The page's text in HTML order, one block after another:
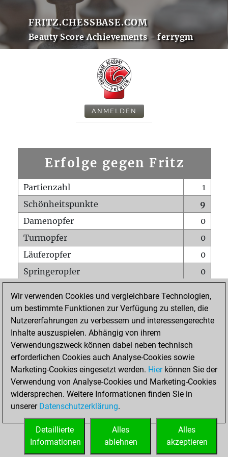
FRITZ.CHESSBASE.COM
Beauty Score Achievements - ferrygm
ANMELDEN
Erfolge gegen Fritz
Partienzahl
1
Schönheitspunkte
9
Damenopfer
0
Turmopfer
0
Läuferopfer
0
Springeropfer
0
Matt auf vollem Brett
0
Bauer setzt Matt
0
Erstickte Matts
Unterverwandlungen
Türme auf der siebten
0
STARTSEITE
Wir verwenden Cookies und vergleichbare Technologien,
um bestimmte Funktionen zur Verfügung zu stellen, die
Nutzererfahrungen zu verbessern und interessengerechte
Inhalte auszuspielen. Abhängig von ihrem
Verwendungszweck können dabei neben technisch
erforderlichen Cookies auch Analyse-Cookies sowie
Marketing-Cookies eingesetzt werden. Hierkönnen Sie der
Verwendung von Analyse-Cookies und Marketing-Cookies
widersprechen. Weitere Informationen finden Sie in
unserer Datenschutzerklärung.
Alles
akzeptieren
Alles
ablehnen
Detaillierte
Informationen